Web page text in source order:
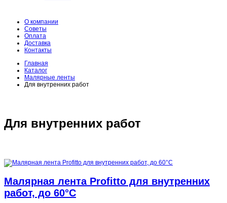
О компании
Советы
Оплата
Доставка
Контакты
Главная
Каталог
Малярные ленты
Для внутренних работ
Для внутренних работ
Малярная лента Profitto для внутренних
работ, до 60°C